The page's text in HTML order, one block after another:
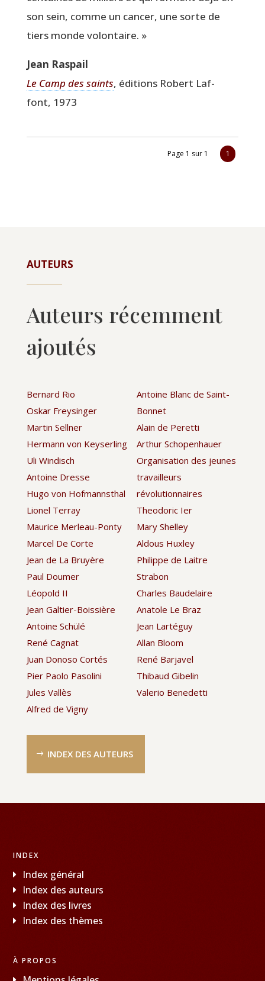
son sein, comme un can­cer, une sorte de
tiers monde volontaire. »
Jean Ras­pail
Le Camp des saints, édi­tions Robert Laf­
font, 1973
Page 1 sur 1 1
AUTEURS
Auteurs récemment
ajoutés
Bernard Rio
Oskar Freysinger
Martin Sellner
Hermann von Keyserling
Uli Windisch
Antoine Dresse
Hugo von Hofmannsthal
Lionel Terray
Maurice Merleau-Ponty
Marcel De Corte
Jean de La Bruyère
Paul Doumer
Léopold II
Jean Galtier-Boissière
Antoine Schülé
René Cagnat
Juan Donoso Cortés
Pier Paolo Pasolini
Jules Vallès
Alfred de Vigny
Antoine Blanc de Saint-
Bonnet
Alain de Peretti
Arthur Schopenhauer
Organisation des jeunes
travailleurs
révolutionnaires
Theodoric Ier
Mary Shelley
Aldous Huxley
Philippe de Laitre
Strabon
Charles Baudelaire
Anatole Le Braz
Jean Lartéguy
Allan Bloom
René Barjavel
Thibaud Gibelin
Valerio Benedetti
INDEX DES AUTEURS
INDEX
Index général
Index des auteurs
Index des livres
Index des thèmes
À PROPOS